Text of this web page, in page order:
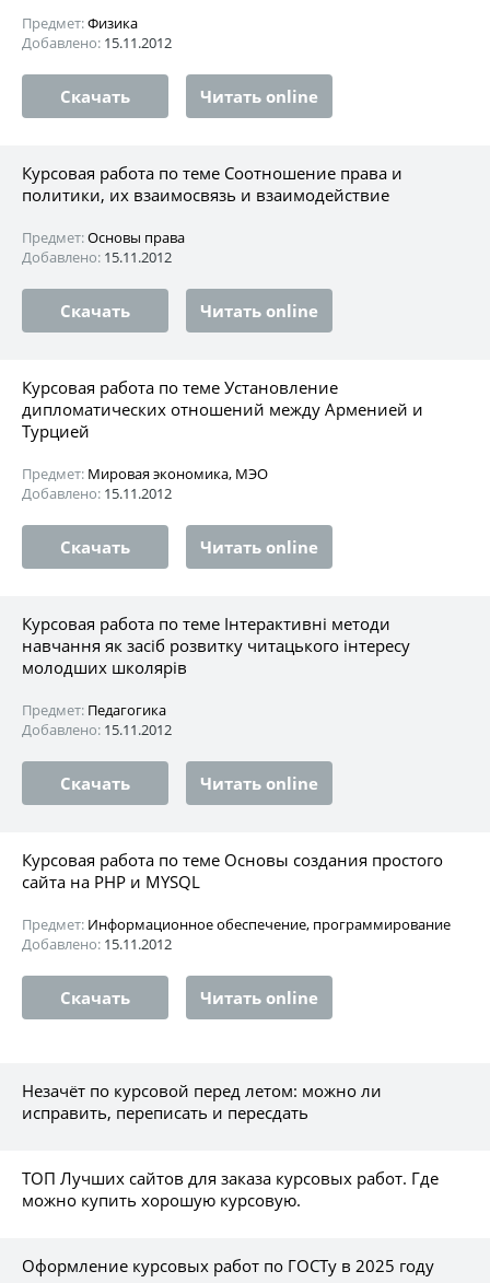
Предмет:Физика
Добавлено: 15.11.2012
Скачать Читать online
Курсовая работа по теме Соотношение права и
политики, их взаимосвязь и взаимодействие
Предмет:Основы права
Добавлено: 15.11.2012
Скачать Читать online
Курсовая работа по теме Установление
дипломатических отношений между Арменией и
Турцией
Предмет: Мировая экономика, МЭО
Добавлено: 15.11.2012
Скачать Читать online
Курсовая работа по теме Інтерактивні методи
навчання як засіб розвитку читацького інтересу
молодших школярів
Предмет: Педагогика
Добавлено: 15.11.2012
Скачать Читать online
Курсовая работа по теме Основы создания простого
сайта на PHP и MYSQL
Предмет: Информационное обеспечение, программирование
Добавлено: 15.11.2012
Скачать Читать online
Незачёт по курсовой перед летом: можно ли
исправить, переписать и пересдать
ТОП Лучших сайтов для заказа курсовых работ. Где
можно купить хорошую курсовую.
Оформление курсовых работ по ГОСТу в 2025 году